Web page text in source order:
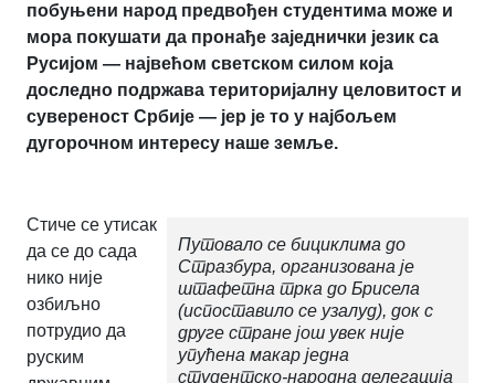
побуњени народ предвођен студентима може и
мора покушати да пронађе заједнички језик са
Русијом — највећом светском силом која
доследно подржава територијалну целовитост и
сувереност Србије — јер је то у најбољем
дугорочном интересу наше земље.
Путовало се бициклима до
Стразбура, организована је
штафетна трка до Брисела
(испоставило се узалуд), док с
друге стране још увек није
упућена макар једна
студентско-народна делегација
Стиче се утисак
да се до сада
нико није
озбиљно
потрудио да
руским